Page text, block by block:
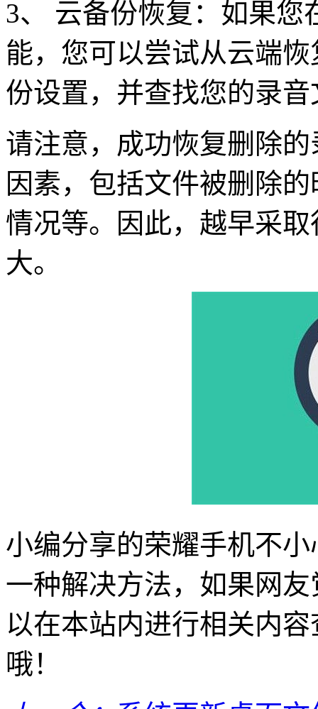
3、 云备份恢复：如果
能，您可以尝试从云端
份设置，并查找您的录
请注意，成功恢复删除
因素，包括文件被删除
情况等。因此，越早采
大。
小编分享的荣耀手机不
一种解决方法，如果网
以在本站内进行相关内
哦！